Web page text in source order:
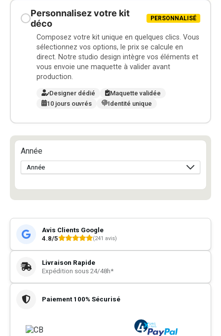
Personnalisez votre kit
déco
PERSONNALISÉ
Composez votre kit unique en quelques clics. Vous
sélectionnez vos options, le prix se calcule en
direct. Notre studio design intègre vos éléments et
vous envoie une maquette à valider avant
production.
Designer dédié
Maquette validée
10 jours ouvrés
Identité unique
Année
Avis Clients Google
4.8/5
(241 avis)
Livraison Rapide
Expédition sous 24/48h*
Paiement 100% Sécurisé